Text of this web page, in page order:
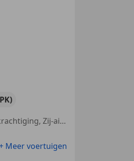
Open dak, Elektrisch verstelbare buitenspiegels, Armsteun, CD, Airbag bestuurder, Stuurbekrachtiging, Zij-airbags, Traction control
Meer voertuigen